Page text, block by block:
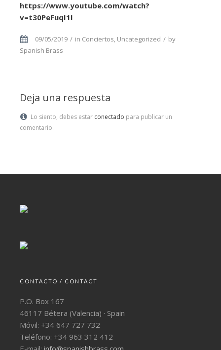
https://www.youtube.com/watch?
v=t30PeFuqI1I
09/05/2019 in Conciertos, Uncategorized
by
Spanish Brass
Deja una respuesta
Lo siento, debes estar conectado para publicar un
comentario.
CONTACTO / CONTACT
P.O. Box 167
46117 Bétera (Valencia) · Spain
Móvil: +34 647 727 732
Teléfono: +34 963 312 412